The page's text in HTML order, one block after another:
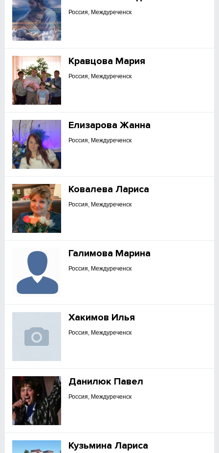
Россия, Междуреченск
Кравцова Мария
Россия, Междуреченск
Елизарова Жанна
Россия, Междуреченск
Ковалева Лариса
Россия, Междуреченск
Галимова Марина
Россия, Междуреченск
Хакимов Илья
Россия, Междуреченск
Данилюк Павел
Россия, Междуреченск
Кузьмина Лариса